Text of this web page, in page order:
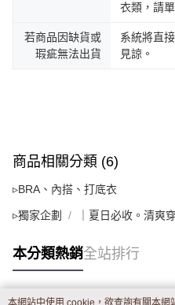
衣類，請
若商品因缺貨或
瑕疵無法出貨
系統將直
見諒。
商品相關分類 (6)
▹BRA、內搭、打底衣
▹獨家企劃 ｜夏日必收。清爽
本分類熱銷全站排行
本網站中使用 cookie，欲查詢有關本